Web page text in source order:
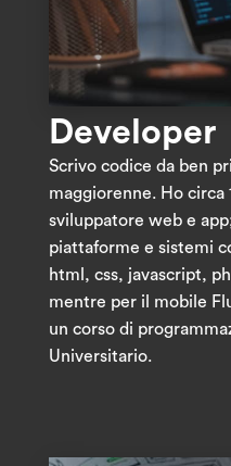
Developer
Scrivo codice da ben
maggiorenne. Ho circa
sviluppatore web e
piattaforme e sistemi
html, css, javascript,
mentre per il mobile
un corso di
Universitario.